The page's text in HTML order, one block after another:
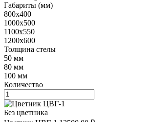
Габариты (мм)
800х400
1000х500
1100х550
1200х600
Толщина стелы
50 мм
80 мм
100 мм
Количество
Без цветника